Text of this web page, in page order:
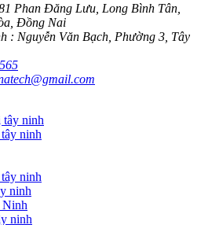
Phan Đăng Lưu, Long Bình Tân,
Đồng Nai
: Nguyễn Văn Bạch, Phường 3, Tây
tây ninh
ninh
ninh
ninh
Ninh
ninh